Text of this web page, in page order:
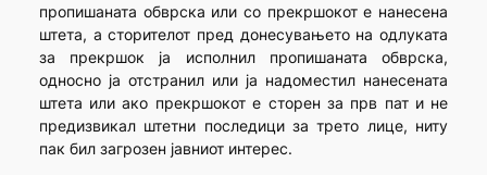
пропишаната обврска или со прекршокот е нанесена
штета, а сторителот пред донесувањето на одлуката
за прекршок ја исполнил пропишаната обврска,
односно ја отстранил или ја надоместил нанесената
штета или ако прекршокот е сторен за прв пат и не
предизвикал штетни последици за трето лице, ниту
пак бил загрозен јавниот интерес.